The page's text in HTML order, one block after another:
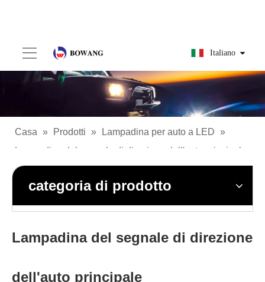
Italiano
Casa » Prodotti » Lampadina per auto a LED »
Lampadina del segnale di direzione dell'auto principale
categoria di prodotto
Lampadina del segnale di direzione
dell'auto principale